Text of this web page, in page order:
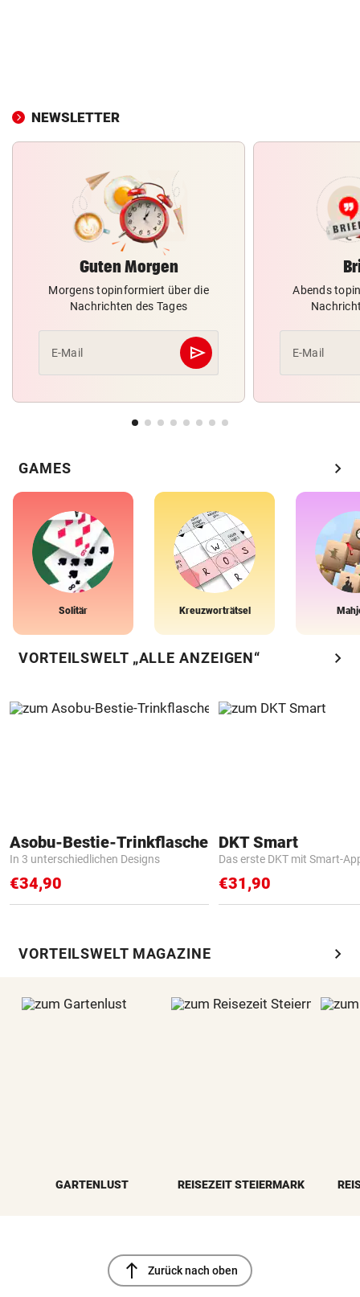
NEWSLETTER
Guten Morgen
Morgens topinformiert über die
Nachrichten des Tages
E-Mail send
Abschicken
Abends
E-Mail
GAMES chevron_right
Solitär Kreuzworträtsel
VORTEILSWELT „ALLE ANZEIGEN“ chevron_right
Asobu-Bestie-Trinkflasche
In 3 unterschiedlichen Designs
€34,90
DKT Smart
Das erste DKT mit Smart-
€31,90
VORTEILSWELT MAGAZINE chevron_right
GARTENLUST REISEZEIT STEIERMARK
north Zurück nach oben